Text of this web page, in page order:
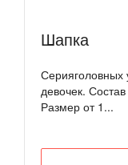
Шапка
Серияголовных
девочек.
Размер от 1...